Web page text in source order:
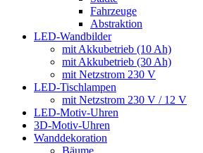
Fahrzeuge
Abstraktion
LED-Wandbilder
mit Akkubetrieb (10 Ah)
mit Akkubetrieb (30 Ah)
mit Netzstrom 230 V
LED-Tischlampen
mit Netzstrom 230 V / 12 V
LED-Motiv-Uhren
3D-Motiv-Uhren
Wanddekoration